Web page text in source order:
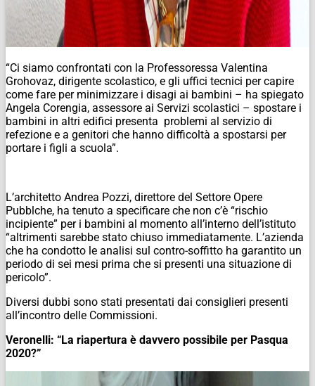
“Ci siamo confrontati con la Professoressa Valentina
Grohovaz, dirigente scolastico, e gli uffici tecnici per capire
come fare per minimizzare i disagi ai bambini – ha spiegato
Angela Corengia, assessore ai Servizi scolastici – spostare i
bambini in altri edifici presenta problemi al servizio di
refezione e a genitori che hanno difficoltà a spostarsi per
portare i figli a scuola”.
L’architetto Andrea Pozzi, direttore del Settore Opere
Pubblche, ha tenuto a specificare che non c’è “rischio
incipiente” per i bambini al momento all’interno dell’istituto
“altrimenti sarebbe stato chiuso immediatamente. L’azienda
che ha condotto le analisi sul contro-soffitto ha garantito un
periodo di sei mesi prima che si presenti una situazione di
pericolo”.
Diversi dubbi sono stati presentati dai consiglieri presenti
all’incontro delle Commissioni.
Veronelli: “La riapertura è davvero possibile per Pasqua
2020?”